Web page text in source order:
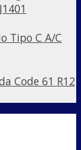
Tipo C A/C
Code 61 R12